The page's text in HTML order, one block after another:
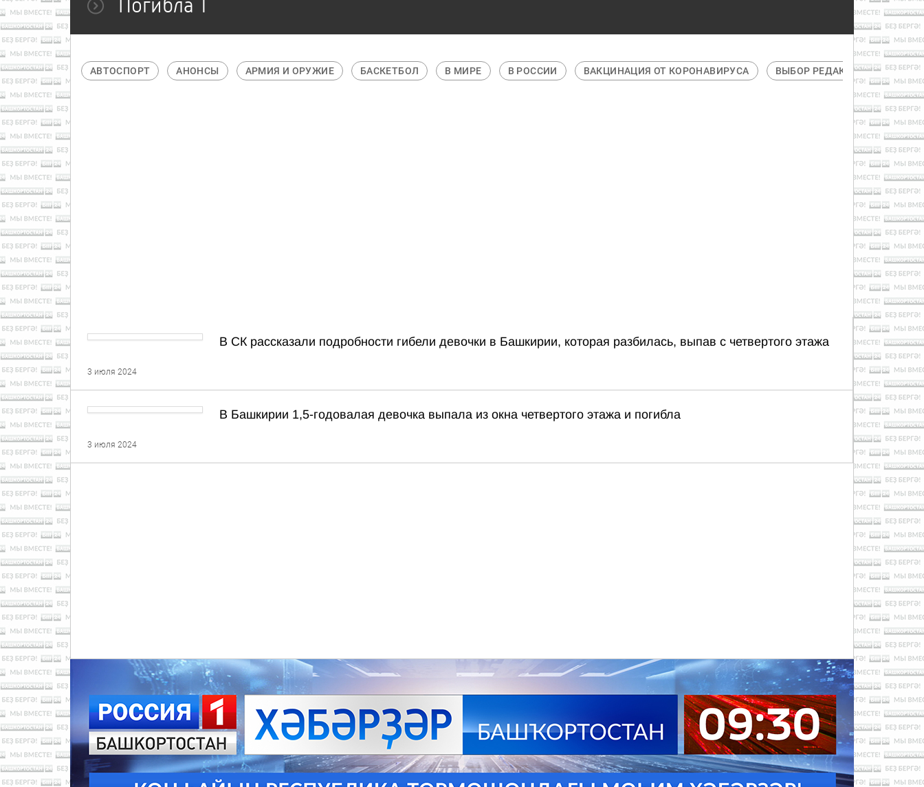
Погибла 1
АВТО АВТОСПОРТ АНОНСЫ АРМИЯ И ОРУЖИЕ БАСКЕТБОЛ В МИРЕ В РОССИИ ВАКЦИНАЦИЯ ОТ КОРОНАВИРУСА ВЫБОР РЕДАКЦИИ ГАДЖЕТЫ
В СК рассказали подробности гибели девочки в Башкирии, которая разбилась, выпав с четвертого этажа
3 июля 2024
В Башкирии 1,5-годовалая девочка выпала из окна четвертого этажа и погибла
3 июля 2024